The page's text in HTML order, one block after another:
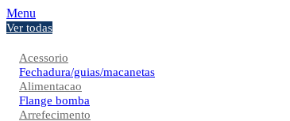
Menu
Ver todas
Acessorio
Fechadura/guias/macanetas
Alimentacao
Flange bomba
Arrefecimento